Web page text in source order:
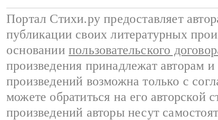
Портал Стихи.ру предоставляет
публикации своих литературных
основании пользовательского
произведения принадлежат авторам
произведений возможна только с
можете обратиться на его авторской
произведений авторы несут